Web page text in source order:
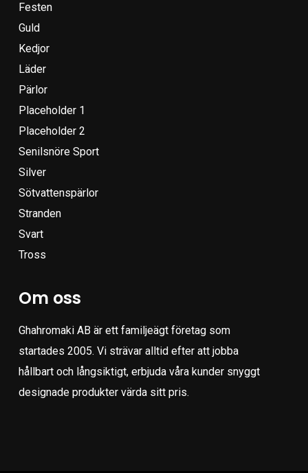
Festen
Guld
Kedjor
Läder
Pärlor
Placeholder 1
Placeholder 2
Senilsnöre Sport
Silver
Sötvattenspärlor
Stranden
Svart
Tross
Om oss
Ghahromaki AB är ett familjeägt företag som
startades 2005. Vi strävar alltid efter att jobba
hållbart och långsiktigt, erbjuda våra kunder snyggt
designade produkter värda sitt pris.